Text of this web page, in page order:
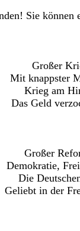
Sie
Großer
Mit knappster
Krieg am
Das Geld
Großer
Demokratie,
Die
Geliebt in der